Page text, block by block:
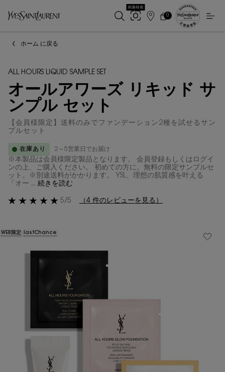
画像検索
店
カ
0
0 カート内の製品
ホーム に戻る
ALL HOURS LIQUID SAMPLE SET
オールアワーズ リキッド サ
ンプル セット
【会員様限定】送料のみでファンデーション2種を試せるサン
プルセット
在庫あり 2～5営業日でお届け
※本製品は会員様限定製品となります。 会員登録もしくはログイ
ンの上、ご購入ください。 初めての方に。無料の限定サンプルセ
ット。※別途送料がかかります。 YSL、理想の肌質感を叶える
「オー ... 続きを読む
5/5 （4 件のレビューを見る）
WEB限定 lastChance